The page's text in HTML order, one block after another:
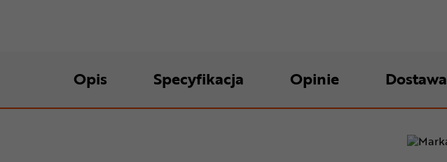
Opis Specyfikacja Opinie Dostawa